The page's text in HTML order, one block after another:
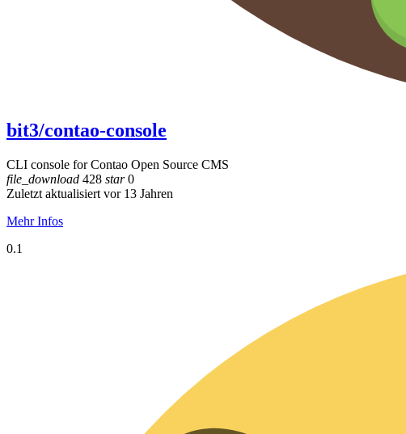
bit3/contao-console
CLI console for Contao Open Source CMS
file_download 428 star0
Zuletzt aktualisiert vor 13 Jahren
Mehr Infos
0.1